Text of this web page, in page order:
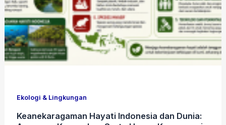
Ekologi & Lingkungan
Keanekaragaman Hayati Indonesia dan Dunia: